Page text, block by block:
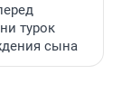
турок
сына